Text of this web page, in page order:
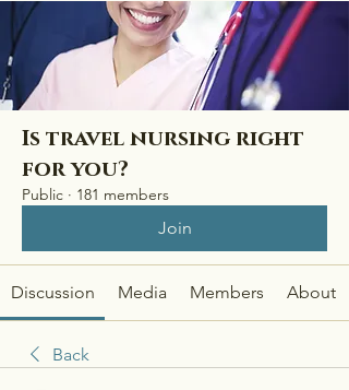
Is travel nursing right
for you?
Public · 181 members
Join
Discussion Media Members About
Back